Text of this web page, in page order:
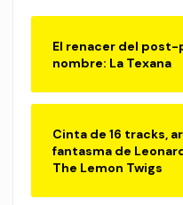
El renacer del
nombre: La Texana
Cinta de 16 tracks,
fantasma de
The Lemon Twigs